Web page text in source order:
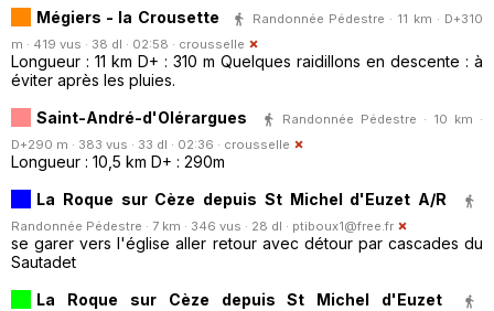
Mégiers - la Crousette
Randonnée Pédestre · 11 km · D+310
m · 419 vus · 38 dl · 02:58 · crousselle
Longueur : 11 km D+ : 310 m Quelques raidillons en descente : à
éviter après les pluies.
Saint-André-d'Olérargues
Randonnée Pédestre · 10 km ·
D+290 m · 383 vus · 33 dl · 02:36 · crousselle
Longueur : 10,5 km D+ : 290m
La Roque sur Cèze depuis St Michel d'Euzet A/R
Randonnée Pédestre · 7 km · 346 vus · 28 dl · ptiboux1@free.fr
se garer vers l'église aller retour avec détour par cascades du
Sautadet
La Roque sur Cèze depuis St Michel d'Euzet